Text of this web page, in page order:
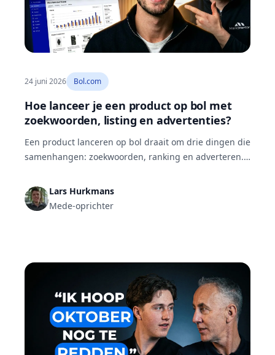
24 juni 2026 Bol.com
Hoe lanceer je een product op bol met
zoekwoorden, listing en advertenties?
Een product lanceren op bol draait om drie dingen die
samenhangen: zoekwoorden, ranking en adverteren.
vergelijkt je vindbaarheid met concurrenten, bouwt je
listing met de AI listing builder en adverteert in drie
fasen: agressief lanceren tot je reviews hebt,
Lars Hurkmans
Mede-oprichter